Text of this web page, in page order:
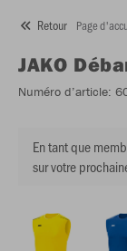
Retour Page
JAKO
Numéro d’article:
En tant que
sur votre